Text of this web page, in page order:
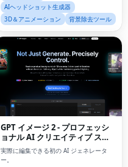
AIヘッドショット生成器
3D＆アニメーション
背景除去ツール
GPT イメージ 2 - プロフェッシ
ョナル AI クリエイティブ スイ
ート
実際に編集できる初の AI ジェネレータ
ー。